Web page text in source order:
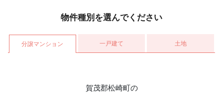
12ヶ月以内 3LDK
静岡県
築30年以内
物件種別を選んでください
分譲マンション 一戸建て 土地
賀茂郡松崎町の